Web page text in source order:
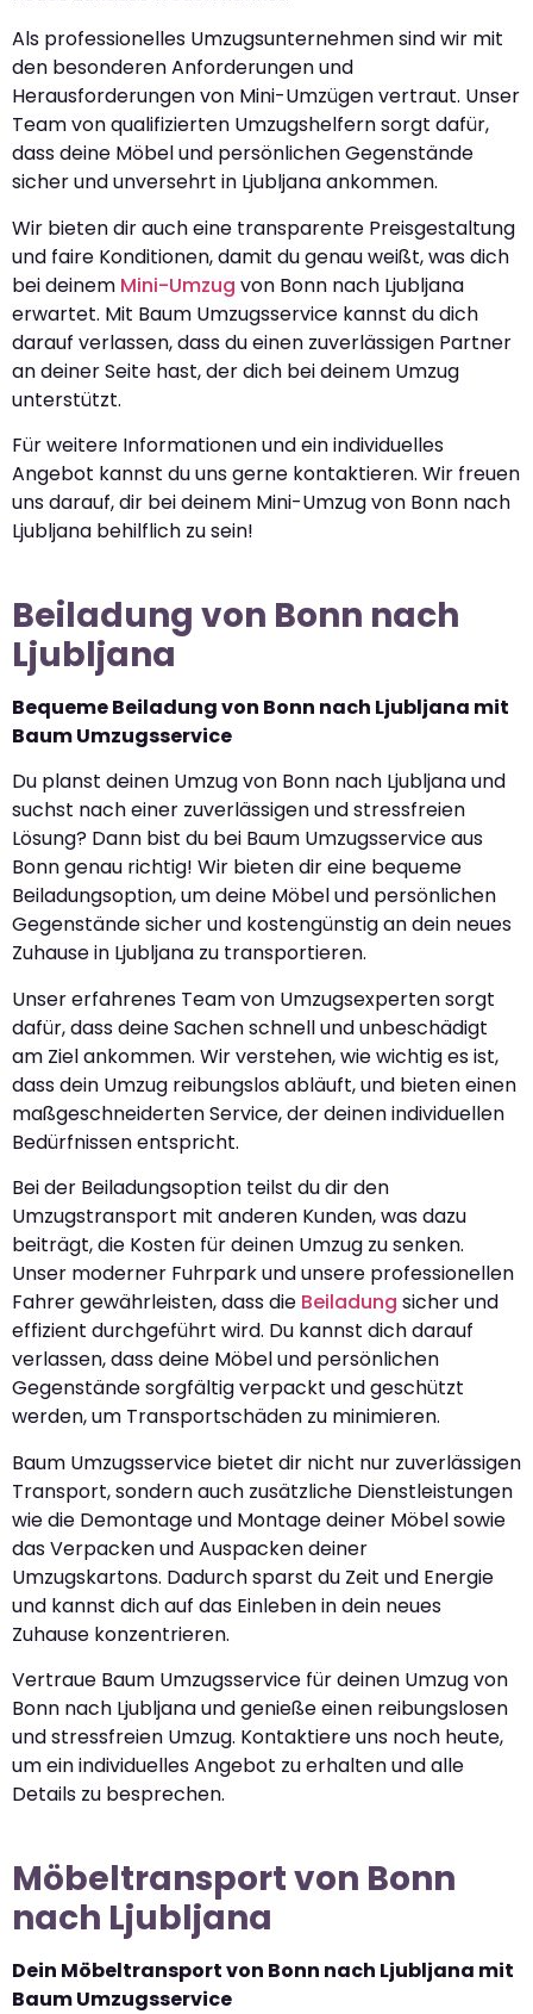
Als professionelles Umzugsunternehmen sind wir mit
den besonderen Anforderungen und
Herausforderungen von Mini-Umzügen vertraut. Unser
Team von qualifizierten Umzugshelfern sorgt dafür,
dass deine Möbel und persönlichen Gegenstände
sicher und unversehrt in Ljubljana ankommen.
Wir bieten dir auch eine transparente Preisgestaltung
und faire Konditionen, damit du genau weißt, was dich
bei deinem Mini-Umzug von Bonn nach Ljubljana
erwartet. Mit Baum Umzugsservice kannst du dich
darauf verlassen, dass du einen zuverlässigen Partner
an deiner Seite hast, der dich bei deinem Umzug
unterstützt.
Für weitere Informationen und ein individuelles
Angebot kannst du uns gerne kontaktieren. Wir freuen
uns darauf, dir bei deinem Mini-Umzug von Bonn nach
Ljubljana behilflich zu sein!
Beiladung von Bonn nach
Ljubljana
Bequeme Beiladung von Bonn nach Ljubljana mit
Baum Umzugsservice
Du planst deinen Umzug von Bonn nach Ljubljana und
suchst nach einer zuverlässigen und stressfreien
Lösung? Dann bist du bei Baum Umzugsservice aus
Bonn genau richtig! Wir bieten dir eine bequeme
Beiladungsoption, um deine Möbel und persönlichen
Gegenstände sicher und kostengünstig an dein neues
Zuhause in Ljubljana zu transportieren.
Unser erfahrenes Team von Umzugsexperten sorgt
dafür, dass deine Sachen schnell und unbeschädigt
am Ziel ankommen. Wir verstehen, wie wichtig es ist,
dass dein Umzug reibungslos abläuft, und bieten einen
maßgeschneiderten Service, der deinen individuellen
Bedürfnissen entspricht.
Bei der Beiladungsoption teilst du dir den
Umzugstransport mit anderen Kunden, was dazu
beiträgt, die Kosten für deinen Umzug zu senken.
Unser moderner Fuhrpark und unsere professionellen
Fahrer gewährleisten, dass die Beiladung sicher und
effizient durchgeführt wird. Du kannst dich darauf
verlassen, dass deine Möbel und persönlichen
Gegenstände sorgfältig verpackt und geschützt
werden, um Transportschäden zu minimieren.
Baum Umzugsservice bietet dir nicht nur zuverlässigen
Transport, sondern auch zusätzliche Dienstleistungen
wie die Demontage und Montage deiner Möbel sowie
das Verpacken und Auspacken deiner
Umzugskartons. Dadurch sparst du Zeit und Energie
und kannst dich auf das Einleben in dein neues
Zuhause konzentrieren.
Vertraue Baum Umzugsservice für deinen Umzug von
Bonn nach Ljubljana und genieße einen reibungslosen
und stressfreien Umzug. Kontaktiere uns noch heute,
um ein individuelles Angebot zu erhalten und alle
Details zu besprechen.
Möbeltransport von Bonn
nach Ljubljana
Dein Möbeltransport von Bonn nach Ljubljana mit
Baum Umzugsservice